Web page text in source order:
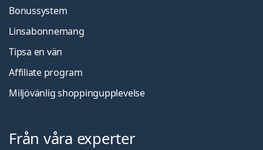
Bonussystem
Linsabonnemang
Tipsa en vän
Affiliate program
Miljövänlig shoppingupplevelse
Från våra experter